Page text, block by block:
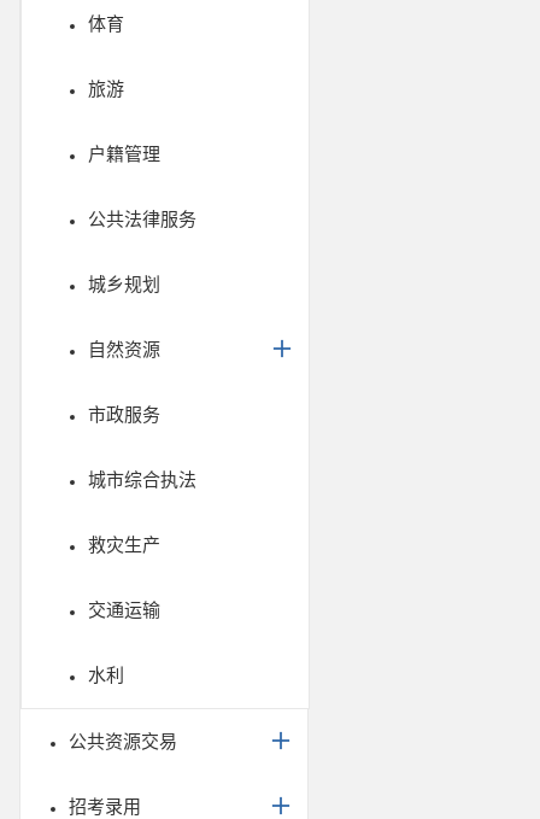
体育
旅游
户籍管理
公共法律服务
城乡规划
自然资源
市政服务
城市综合执法
救灾生产
交通运输
水利
公共资源交易
招考录用